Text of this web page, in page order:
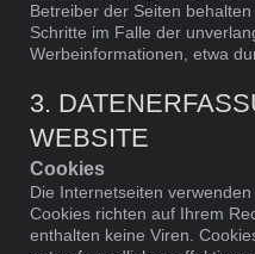
Betreiber der Seiten
Schritte im Falle der
Werbeinformationen, etwa
3.
WEBSITE
Cookies
Die Internetseiten
Cookies richten auf Ihrem
enthalten keine Viren.